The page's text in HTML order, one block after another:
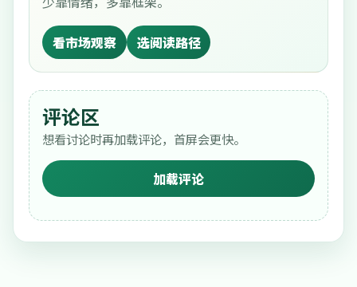
看市场观察 选阅读路径
评论区
想看讨论时再加载评论，首屏会更快。
加载评论